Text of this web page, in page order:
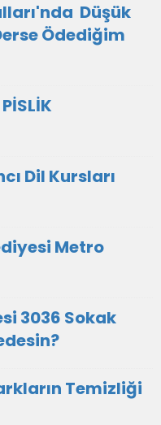
Düşük
Ödediğim
Dil Kursları
Metro
3036 Sokak
Temizliği